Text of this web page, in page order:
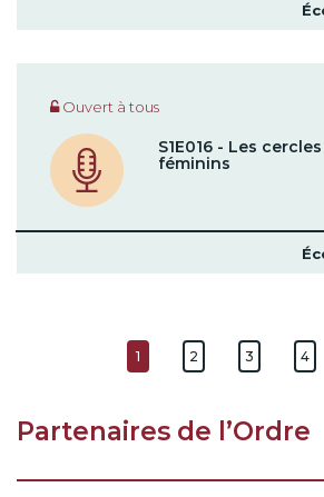
Ouvert à tous
S1E016 - Les
féminins
1 2 3 4
Partenaires de l’Ordre